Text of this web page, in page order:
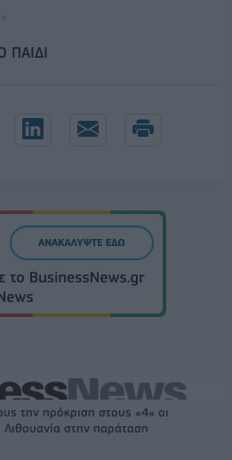
ΠΑΙΔΙ
την πρόκριση στους «4» οι
στην παράταση